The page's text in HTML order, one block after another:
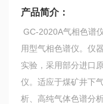
产品简介：
GC-2020A气相色谱
用型气相色谱仪。仪
实验，采用部分进口
仪。适应于煤矿井下
析、高纯气体色谱分析